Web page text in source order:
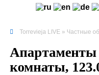
Torrevieja LIVE » Частные
Апартаменты
комнаты,